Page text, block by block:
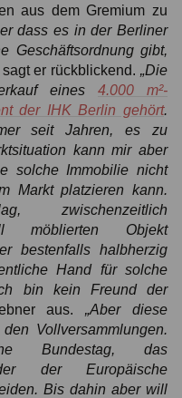
aus dem Gremium zu
dass es in der Berliner
Geschäftsordnung gibt,
sagt er rückblickend.„Die
eines 4.000 m²-
der IHK Berlin gehört.
seit Jahren, es zu
kann mir aber
solche Immobilie nicht
Markt platzieren kann.
zwischenzeitlich
möblierten Objekt
bestenfalls halbherzig
Hand für solche
bin kein Freund der
aus.„Aber diese
Vollversammlungen.
Bundestag, das
der Europäische
Bis dahin aber will